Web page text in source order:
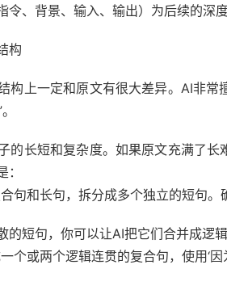
令、背景、输入、输出）为后续的深
构
构上一定和原文有很大差异。AI非
的长短和复杂度。如果原文充满了
句和长句，拆分成多个独立的短句
的短句，你可以让AI把它们合并成逻
个或两个逻辑连贯的复合句，使用‘因